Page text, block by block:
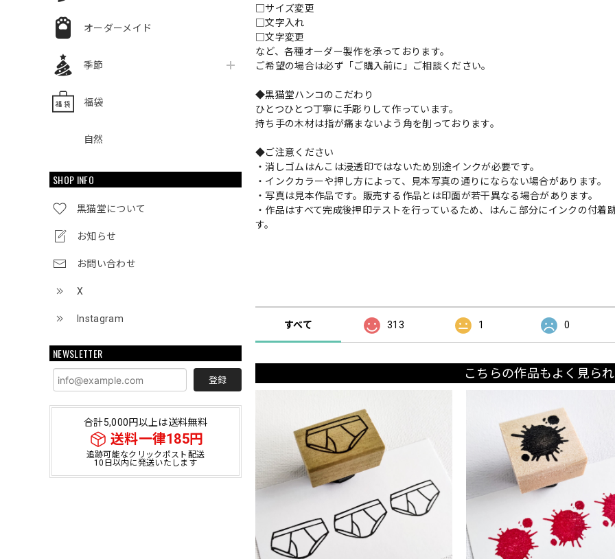
オーダーメイド
季節
福袋
自然
SHOP INFO
黒猫堂について
お知らせ
お問い合わせ
X
Instagram
NEWSLETTER
登録
合計5,000円以上は送料無料
送料一律185円
追跡可能なクリックポスト配送
10日以内に発送いたします
□サイズ変更
□文字入れ
□文字変更
など、各種オーダー製作を承っております。
ご希望の場合は必ず「ご購入前に」ご相談ください。
◆黒猫堂ハンコのこだわり
ひとつひとつ丁寧に手彫りして作っています。
持ち手の木材は指が痛まないよう角を削っております。
◆ご注意ください
・消しゴムはんこは浸透印ではないため別途インクが必要です。
・インクカラーや押し方によって、見本写真の通りにならない場合があります。
・写真は見本作品です。販売する作品とは印面が若干異なる場合があります。
・作品はすべて完成後押印テストを行っているため、はんこ部分にインクの付
す。
すべて 313 1 0
こちらの作品もよく見ら